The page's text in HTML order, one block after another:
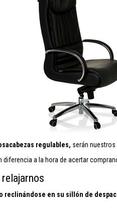
regulables, serán
a la hora de acertar
reclinándose en su sillón de